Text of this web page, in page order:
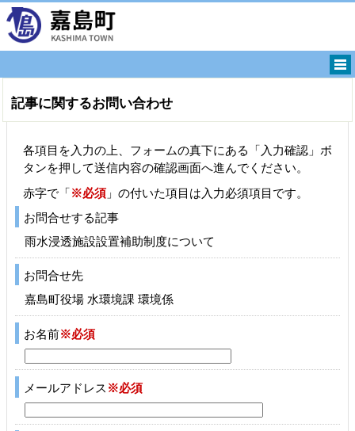
記事に関するお問い合わせ
各項目を入力の上、フォームの真下にある「入力確認」ボ
タンを押して送信内容の確認画面へ進んでください。
赤字で「※必須 」の付いた項目は入力必須項目です。
お問合せする記事
雨水浸透施設設置補助制度について
お問合せ先
嘉島町役場 水環境課 環境係
お名前※必須
メールアドレス ※必須